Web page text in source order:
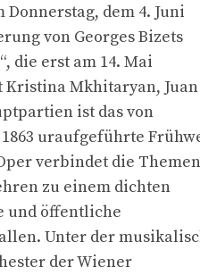
Donnerstag, dem 4. Juni
von Georges Bizets
die erst am 14. Mai
Kristina Mkhitaryan, Juan
ist das von
1863 uraufgeführte
verbindet die Themen
zu einem dichten
und öffentliche
Unter der
der Wiener